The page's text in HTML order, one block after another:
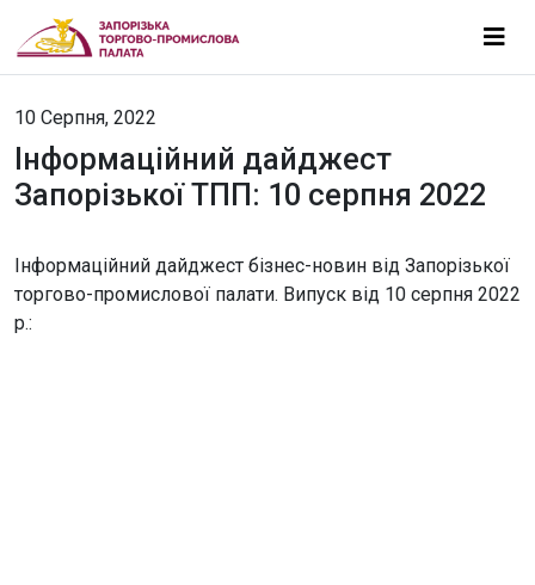
10 Серпня, 2022
Інформаційний дайджест
Запорізької ТПП: 10 серпня 2022
Інформаційний дайджест бізнес-новин від Запорізької
торгово-промислової палати. Випуск від 10 серпня 2022
р.: